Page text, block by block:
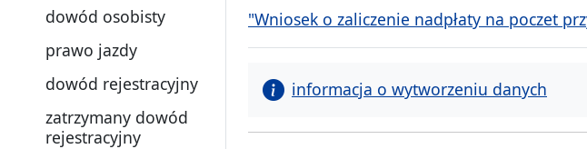
dowód osobisty
prawo jazdy
dowód rejestracyjny
zatrzymany dowód
rejestracyjny
"Wniosek o zaliczenie nadpłaty na poczet
informacja o wytworzeniu danych